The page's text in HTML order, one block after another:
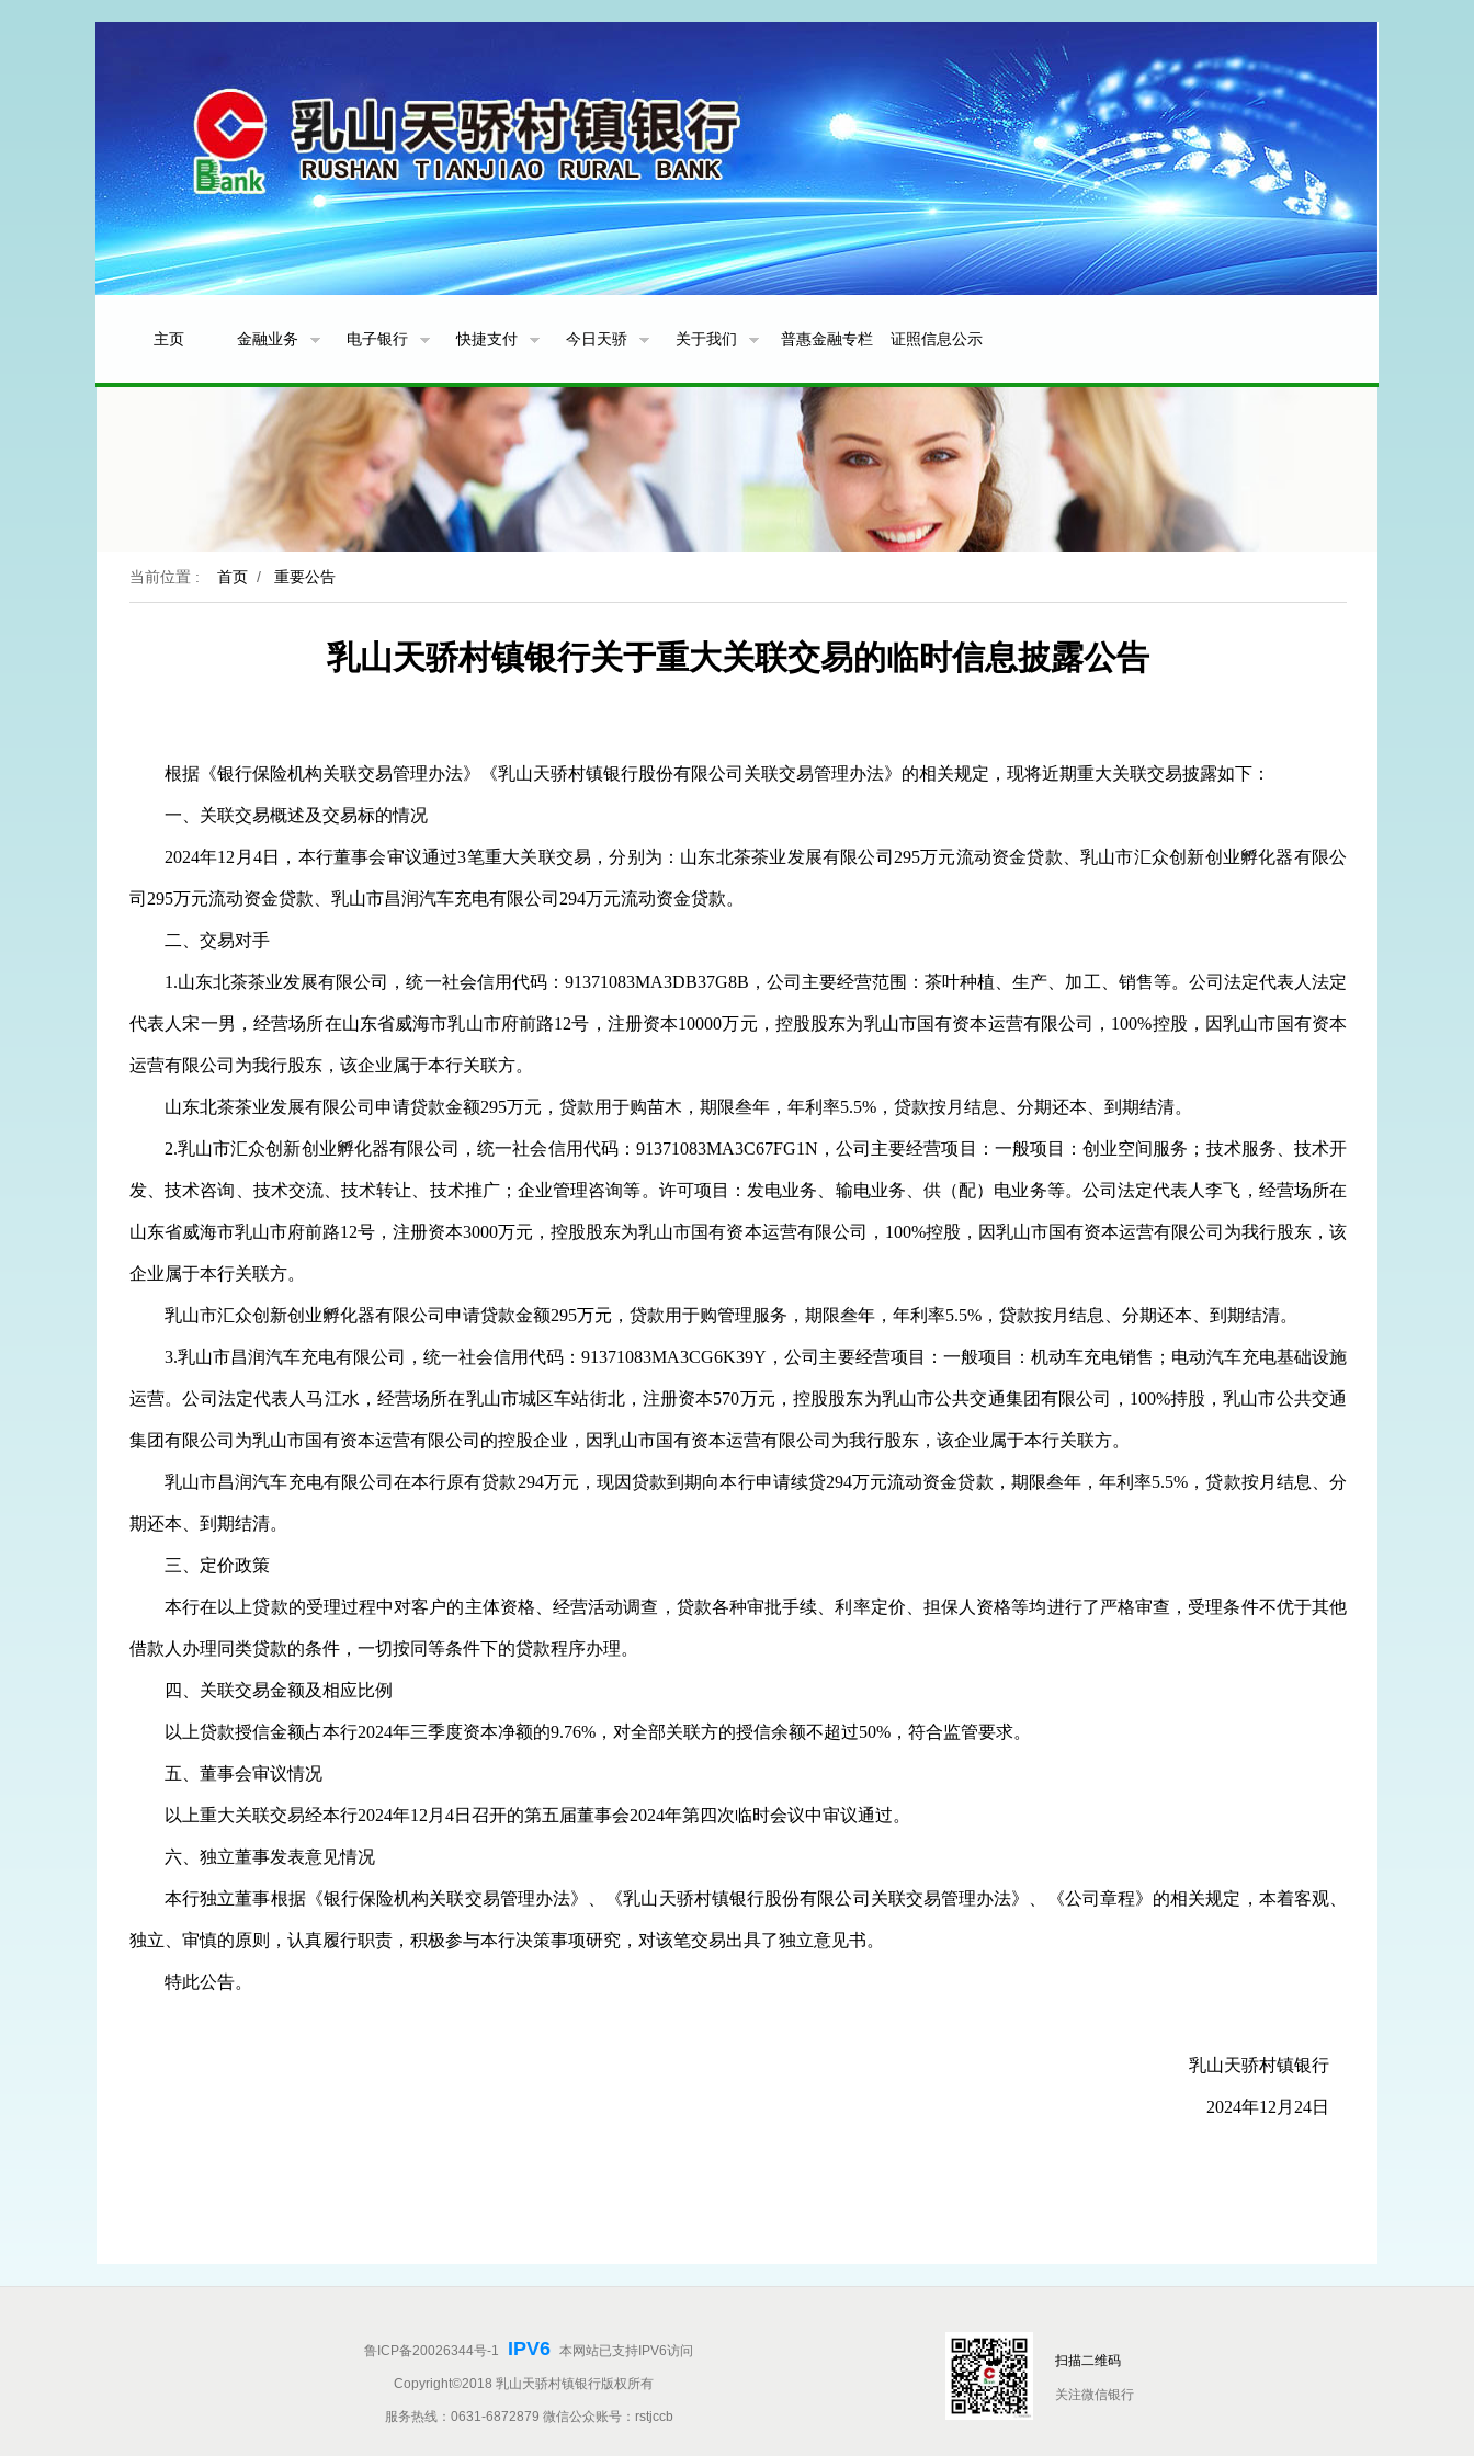
主页 金融业务 电子银行 快捷支付 今日天骄 关于我们 普惠金融专栏 证照信息公示
当前位置 : 首页 / 重要公告
乳山天骄村镇银行关于重大关联交易的临时信息披露公告
根据《银行保险机构关联交易管理办法》《乳山天骄村镇银行股份有限公司关联交易管理办法》的相关规定，现将近期重大关联交易披露如下：
一、关联交易概述及交易标的情况
2024年12月4日，本行董事会审议通过3笔重大关联交易，分别为： 山东北茶茶业发展有限公司 295万元流动资金贷款、乳山市汇众创新创业孵化器有限公
司 295万元流动资金贷款、乳山市昌润汽车充电有限公司 294万元流动资金贷款。
二、交易对手
1.山东北茶茶业发展有限公司，统一社会信用代码： 91371083MA3DB37G8B，公司主要经营范围：茶叶种植、生产、加工、销售等。公司法定代表人法定
代表人宋一男，经营场所在山东省威海市乳山市府前路12号，注册资本10000万元，控股股东为乳山市国有资本运营有限公司，100%控股，因乳山市国有资本
运营有限公司为我行股东，该企业属于本行关联方。
山东北茶茶业发展有限公司 申请贷款金额295万元，贷款用于购苗木 ，期限叁年，年利率5.5%，贷款按月 结息 、分期还本、到期结清。
2.乳山市汇众创新创业孵化器有限公司，统一社会信用代码： 91371083MA3C67FG1N，公司主要经营项目：一般项目：创业空间服务；技术服务、技术开
发、技术咨询、技术交流、技术转让、技术推广；企业管理咨询等。许可项目：发电业务、输电业务、供（配）电业务等。公司法定代表人李飞，经营场所在
山东省威海市乳山市府前路12号，注册资本3000万元，控股股东为乳山市国有资本运营有限公司，100%控股，因乳山市国有资本运营有限公司为我行股东，该
企业属于本行关联方。
乳山市汇众创新创业孵化器有限公司 申请贷款金额295万元，贷款用于购管理服务 ，期限叁年，年利率5.5%，贷款按月 结息 、分期还本、到期结清。
3.乳山市昌润汽车充电有限公司，统一社会信用代码：91371083MA3CG6K39Y，公司主要经营项目：一般项目：机动车充电销售；电动汽车充电基础设施
运营。公司法定代表人马江水，经营场所在乳山市城区车站街北，注册资本570万元，控股股东为乳山市公共交通集团有限公司， 100%持股，乳山市公共交通
集团有限公司为乳山市国有资本运营有限公司的控股企业，因乳山市国有资本运营有限公司为我行股东，该企业属于本行关联方。
乳山市昌润汽车充电有限公司在本行原有贷款294万元，现因贷款到期向本行申请续贷294万元流动资金贷款 ，期限叁年，年利率5.5%，贷款按月 结息 、分
期还本、到期结清。
三、定价政策
本行在以上贷款的受理过程中对客户的主体资格、经营活动调查，贷款各种审批手续、利率定价、担保人资格等均进行了严格审查，受理条件不优于其他
借款人办理同类贷款的条件，一切按同等条件下的贷款程序办理。
四、关联交易金额及相应比例
以上贷款授信金额占本行2024年三季度资本净额的9.76%，对全部关联方的授信余额不超过50%，符合监管要求。
五、董事会审议情况
以上重大关联交易经本行2024年12月4日召开的第五届董事会2024年第四次临时会议中审议通过。
六、独立董事发表意见情况
本行独立董事根据《银行保险机构关联交易管理办法》、《乳山天骄村镇银行股份有限公司关联交易管理办法》、《公司章程》的相关规定，本着客观、
独立、审慎的原则，认真履行职责，积极参与本行决策事项研究，对该笔交易出具了独立意见书。
特此公告。
乳山天骄村镇银行
2024年12月24日
鲁ICP备20026344号-1 IPV6 本网站已支持IPV6访问
Copyright©2018 乳山天骄村镇银行版权所有
服务热线：0631-6872879 微信公众账号：rstjccb
扫描二维码
关注微信银行